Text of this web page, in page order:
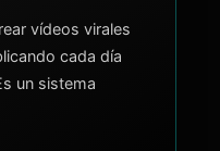
vídeos virales
cada día
un sistema